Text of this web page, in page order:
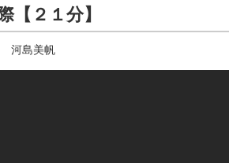
【２１分】
河島美帆